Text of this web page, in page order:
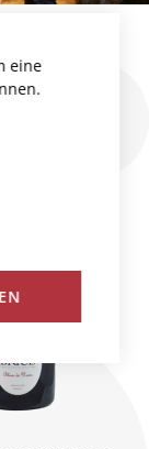
eine